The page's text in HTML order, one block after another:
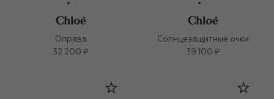
Оправа
32 200 ₽
Солнцезащитные очки
39 100 ₽